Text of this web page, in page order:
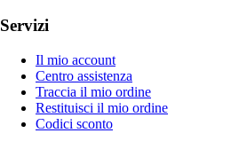
Servizi
Il mio account
Centro assistenza
Traccia il mio ordine
Restituisci il mio ordine
Codici sconto